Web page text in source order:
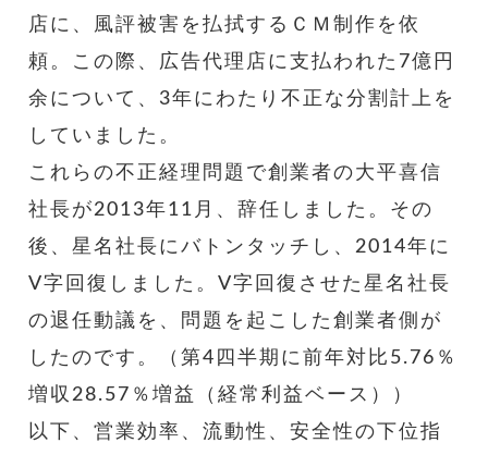
店に、風評被害を払拭するＣＭ制作を依
頼。この際、広告代理店に支払われた7億円
余について、3年にわたり不正な分割計上を
していました。
これらの不正経理問題で創業者の大平喜信
社長が2013年11月、辞任しました。その
後、星名社長にバトンタッチし、2014年に
V字回復しました。V字回復させた星名社長
の退任動議を、問題を起こした創業者側が
したのです。（第4四半期に前年対比5.76％
増収28.57％増益（経常利益ベース））
以下、営業効率、流動性、安全性の下位指